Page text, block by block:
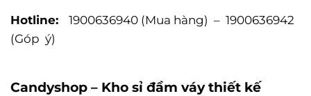
Hotline: 1900636940 (Mua hàng) – 1900636942
(Góp ý)
Candyshop – Kho sỉ đầm váy thiết kế